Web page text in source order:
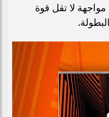
لا تقل قوة